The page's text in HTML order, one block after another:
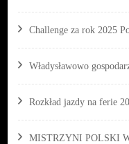
Challenge za rok 2025
Władysławowo
Rozkład jazdy na ferie
MISTRZYNI POLSKI